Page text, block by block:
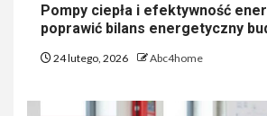
Pompy ciepła i efektywność
poprawić bilans energetyczny
24 lutego, 2026 Abc4home